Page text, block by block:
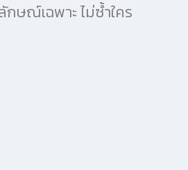
ษณ์เฉพาะ ไม่ซ้ำใคร